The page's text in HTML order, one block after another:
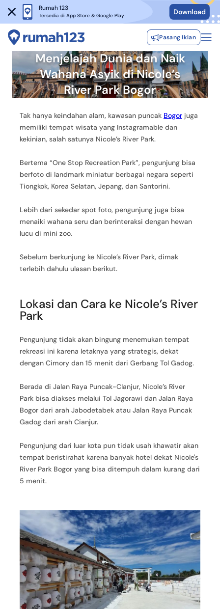
Rumah 123
Tersedia di App Store & Google Play Download
Pasang Iklan
Menjelajah Dunia dan Naik
Wahana Asyik di Nicole’s
River Park Bogor
Tak hanya keindahan alam, kawasan puncak Bogor juga
memiliki tempat wisata yang Instagramable dan
kekinian, salah satunya Nicole’s River Park.
Bertema “One Stop Recreation Park”, pengunjung bisa
berfoto di landmark miniatur berbagai negara seperti
Tiongkok, Korea Selatan, Jepang, dan Santorini.
Lebih dari sekedar spot foto, pengunjung juga bisa
menaiki wahana seru dan berinteraksi dengan hewan
lucu di mini zoo.
Sebelum berkunjung ke Nicole’s River Park, dimak
terlebih dahulu ulasan berikut.
Lokasi dan Cara ke Nicole’s River
Park
Pengunjung tidak akan bingung menemukan tempat
rekreasi ini karena letaknya yang strategis, dekat
dengan Cimory dan 15 menit dari Gerbang Tol Gadog.
Berada di Jalan Raya Puncak-CIanjur, Nicole’s River
Park bisa diakses melalui Tol Jagorawi dan Jalan Raya
Bogor dari arah Jabodetabek atau Jalan Raya Puncak
Gadog dari arah Cianjur.
Pengunjung dari luar kota pun tidak usah khawatir akan
tempat beristirahat karena banyak hotel dekat Nicole's
River Park Bogor yang bisa ditempuh dalam kurang dari
5 menit.